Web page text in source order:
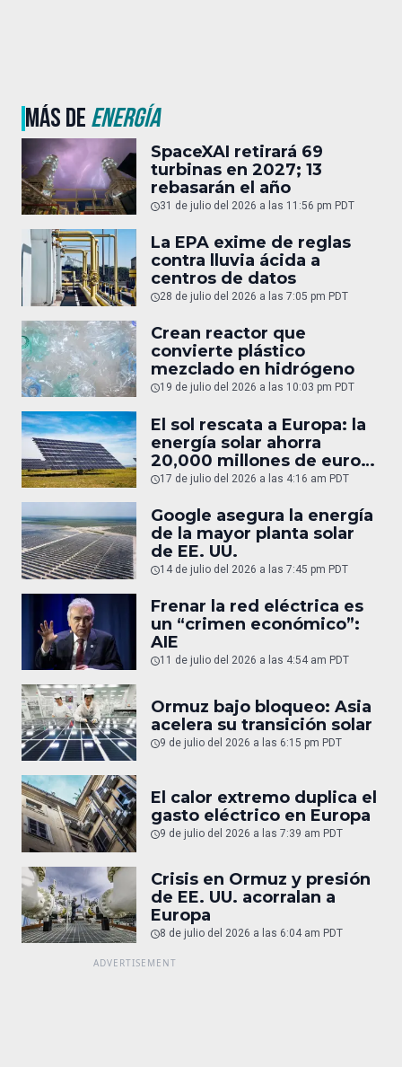
MÁS DEENERGÍA
SpaceXAI retirará 69
turbinas en 2027; 13
rebasarán el año
31 de julio del 2026 a las 11:56 pm PDT
La EPA exime de reglas
contra lluvia ácida a
centros de datos
28 de julio del 2026 a las 7:05 pm PDT
Crean reactor que
convierte plástico
mezclado en hidrógeno
19 de julio del 2026 a las 10:03 pm PDT
El sol rescata a Europa: la
energía solar ahorra
20,000 millones de euros
en gas
17 de julio del 2026 a las 4:16 am PDT
Google asegura la energía
de la mayor planta solar
de EE. UU.
14 de julio del 2026 a las 7:45 pm PDT
Frenar la red eléctrica es
un “crimen económico”:
AIE
11 de julio del 2026 a las 4:54 am PDT
Ormuz bajo bloqueo: Asia
acelera su transición solar
9 de julio del 2026 a las 6:15 pm PDT
El calor extremo duplica el
gasto eléctrico en Europa
9 de julio del 2026 a las 7:39 am PDT
Crisis en Ormuz y presión
de EE. UU. acorralan a
Europa
8 de julio del 2026 a las 6:04 am PDT